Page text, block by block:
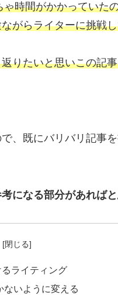
時間がかかっていた
がらライターに挑戦
りたいと思いこの記
、既にバリバリ記事
になる部分があれば
ライティング
ないように変える